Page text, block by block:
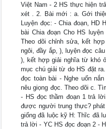
Việt Nam - 2 HS thực hiện
xét . 2. Bài mới : a. Gới
Luyện đọc: - Chia đoạn, HD
bài Chia đoạn Cho HS
Theo dõi chỉnh sửa, kết
ngôi, đầy ắp, ), luyện đọc
), kết hợp giải nghĩa từ khó
mục chú giải từ do HS đặt
đọc toàn bài - Nghe uốn
nêu giọng đọc. Theo dõi c.
- HS đọc thầm đoạn 1 trả
được người trung thực?
giống đã luộc kỹ H: Thĩc đã
trả lời - YC HS đọc đoạn 2 -